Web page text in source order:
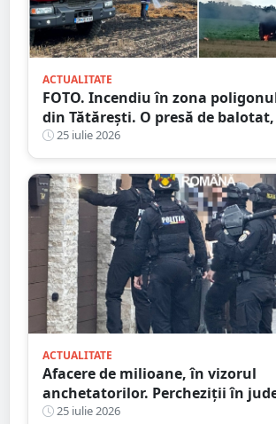
ACTUALITATE
FOTO. Incendiu în zona
din Tătărești. O presă de
complet! Flăcările s-au extins
25 iulie 2026
ACTUALITATE
Afacere de milioane, în vizorul
anchetatorilor. Percheziții în
Mare, mai multe rețineri
25 iulie 2026